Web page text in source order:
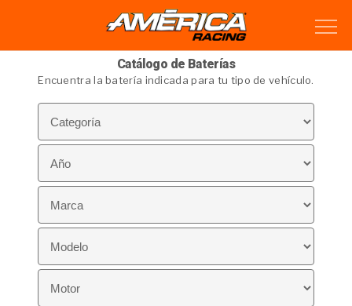
Catálogo de Baterías
Encuentra la batería indicada para tu tipo de vehículo.